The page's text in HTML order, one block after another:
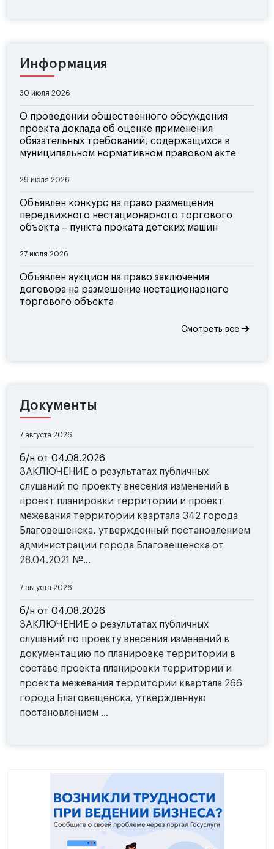
Информация
30 июля 2026
О проведении общественного обсуждения
проекта доклада об оценке применения
обязательных требований, содержащихся в
муниципальном нормативном правовом акте
29 июля 2026
Объявлен конкурс на право размещения
передвижного нестационарного торгового
объекта – пункта проката детских машин
27 июля 2026
Объявлен аукцион на право заключения
договора на размещение нестационарного
торгового объекта
Смотреть все
Документы
7 августа 2026
б/н от 04.08.2026
ЗАКЛЮЧЕНИЕ о результатах публичных
слушаний по проекту внесения изменений в
проект планировки территории и проект
межевания территории квартала 342 города
Благовещенска, утвержденный постановлением
администрации города Благовещенска от
28.04.2021 №...
7 августа 2026
б/н от 04.08.2026
ЗАКЛЮЧЕНИЕ о результатах публичных
слушаний по проекту внесения изменений в
документацию по планировке территории в
составе проекта планировки территории и
проекта межевания территории квартала 266
города Благовещенска, утвержденную
постановлением ...